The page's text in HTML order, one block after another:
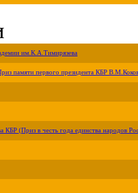
им.К.А.Тимирязева
памяти первого президента КБР
КБР (Приз в честь года единства народов